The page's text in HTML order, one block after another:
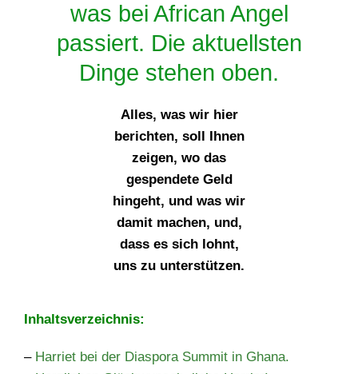
was bei African Angel
passiert. Die aktuellsten
Dinge stehen oben.
Alles, was wir hier
berichten, soll Ihnen
zeigen, wo das
gespendete Geld
hingeht, und was wir
damit machen, und,
dass es sich lohnt,
uns zu unterstützen.
Inhaltsverzeichnis:
– Harriet bei der Diaspora Summit in Ghana.